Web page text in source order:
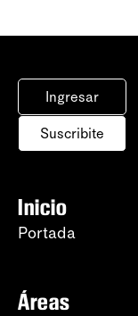
Ingresar
Suscribite
Inicio
Portada
Áreas